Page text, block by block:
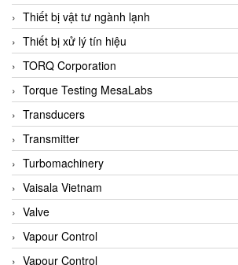
Comax
COMETECH VietNam
COMFILE Technology
Conch
Conductix/ WAMPFLER
Contrec
Contrinex
Control Solution Minesota
Copeland
Cortem
Cosa Xentaur
Thiết bị vật tư ngành lạnh
Thiết bị xử lý tín hiệu
TORQ Corporation
Torque Testing MesaLabs
Transducers
Transmitter
Turbomachinery
Vaisala Vietnam
Valve
Vapour Control
Vapour Control